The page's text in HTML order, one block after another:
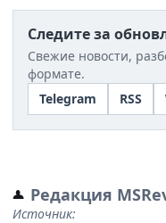
Следите за
Свежие новости,
формате.
Telegram
RSS
Редакция
Источник: